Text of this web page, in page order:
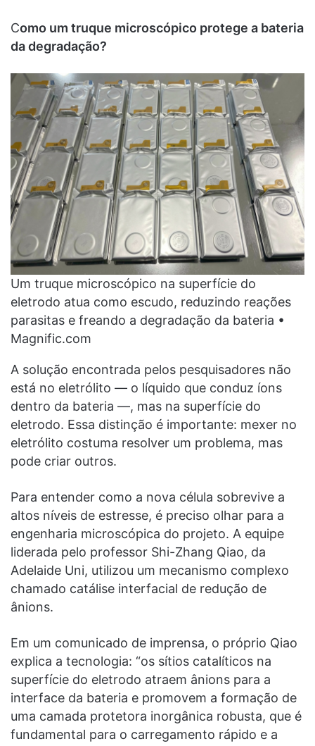
Como um truque microscópico protege a bateria
da degradação?
Um truque microscópico na superfície do
eletrodo atua como escudo, reduzindo reações
parasitas e freando a degradação da bateria •
Magnific.com
A solução encontrada pelos pesquisadores não
está no eletrólito — o líquido que conduz íons
dentro da bateria —, mas na superfície do
eletrodo. Essa distinção é importante: mexer no
eletrólito costuma resolver um problema, mas
pode criar outros.
Para entender como a nova célula sobrevive a
altos níveis de estresse, é preciso olhar para a
engenharia microscópica do projeto. A equipe
liderada pelo professor Shi-Zhang Qiao, da
Adelaide Uni, utilizou um mecanismo complexo
chamado catálise interfacial de redução de
ânions.
Em um comunicado de imprensa, o próprio Qiao
explica a tecnologia: “os sítios catalíticos na
superfície do eletrodo atraem ânions para a
interface da bateria e promovem a formação de
uma camada protetora inorgânica robusta, que é
fundamental para o carregamento rápido e a